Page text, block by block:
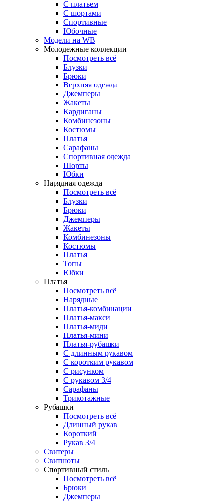
С платьем
С шортами
Спортивные
Юбочные
Модели на WB
Молодежные коллекции
Посмотреть всё
Блузки
Брюки
Верхняя одежда
Джемперы
Жакеты
Кардиганы
Комбинезоны
Костюмы
Платья
Сарафаны
Спортивная одежда
Шорты
Юбки
Нарядная одежда
Посмотреть всё
Блузки
Брюки
Джемперы
Жакеты
Комбинезоны
Костюмы
Платья
Топы
Юбки
Платья
Посмотреть всё
Нарядные
Платья-комбинации
Платья-макси
Платья-миди
Платья-мини
Платья-рубашки
С длинным рукавом
С коротким рукавом
С рисунком
С рукавом 3/4
Сарафаны
Трикотажные
Рубашки
Посмотреть всё
Длинный рукав
Короткий
Рукав 3/4
Свитеры
Свитшоты
Спортивный стиль
Посмотреть всё
Брюки
Джемперы